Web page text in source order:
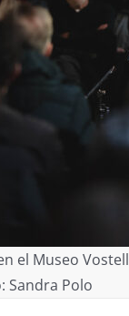
el Museo Vostell
Sandra Polo